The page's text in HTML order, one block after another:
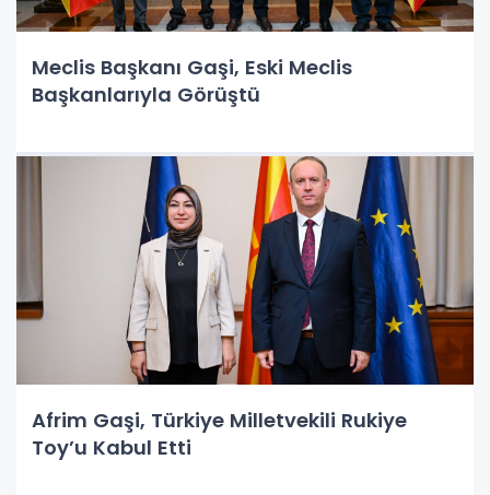
Meclis Başkanı Gaşi, Eski Meclis
Başkanlarıyla Görüştü
Afrim Gaşi, Türkiye Milletvekili Rukiye
Toy’u Kabul Etti